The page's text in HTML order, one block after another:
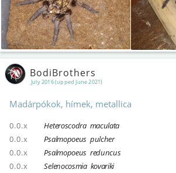
July 2016 (upped June 2021)
BodiBrothers
Madárpókok, hímek, metallica
0.0.x Heteroscodra maculata
0.0.x
Psalmopoeus pulcher
0.0.x
Psalmopoeus reduncus
0.0.x
Selenocosmia kovariki